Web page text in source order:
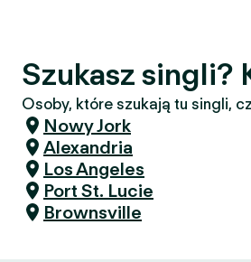
Szukasz singli?
Osoby, które szukają tu singli,
Nowy Jork
Alexandria
Los Angeles
Port St. Lucie
Brownsville